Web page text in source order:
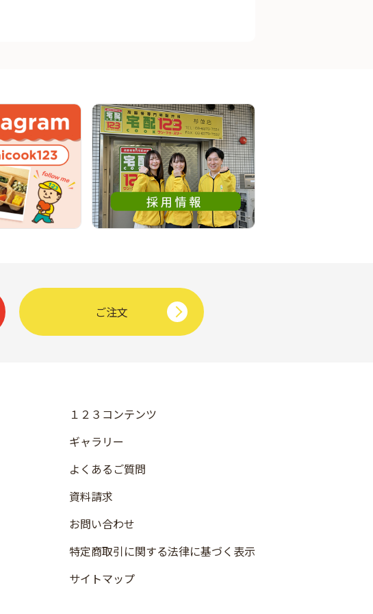
ご注文
１２３コンテンツ
ギャラリー
よくあるご質問
資料請求
お問い合わせ
特定商取引に関する法律に基づく表示
サイトマップ